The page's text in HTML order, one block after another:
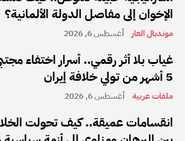
الإخوان إلى مفاصل الدولة الألمانية؟
مونديال العار أغسطس 6, 2026
غياب بلا أثر رقمي.. أسرار اختفاء
5 أشهر من تولي خلافة إيران
ملفات عربية أغسطس 6, 2026
انقسامات عميقة.. كيف تحولت